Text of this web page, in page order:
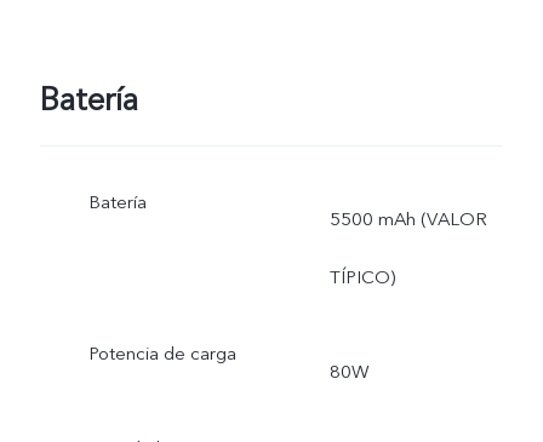
Batería
Batería
5500 mAh (VALOR
TÍPICO)
Potencia de carga
80W